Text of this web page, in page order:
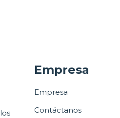
Empresa
Empresa
Contáctanos